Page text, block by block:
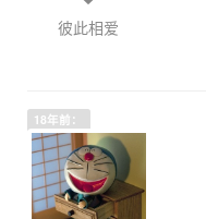
彼此相爱
18年前：